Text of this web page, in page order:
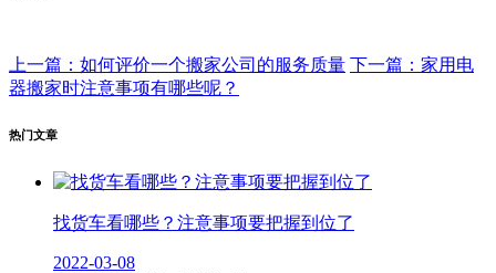
上一篇：如何评价一个搬家公司的服务质量 下一篇：家用电
器搬家时注意事项有哪些呢？
热门文章
找货车看哪些？注意事项要把握到位了
2022-03-08